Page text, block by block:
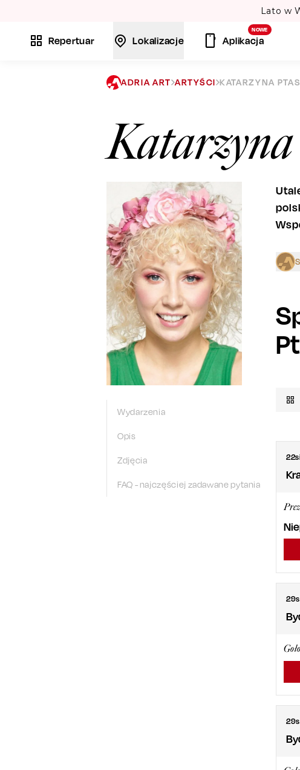
Lato w
Repertuar Lokalizacje
NOWE
Aplikacja
ADRIA ART ARTYŚCI KATARZYNA
Wydarzenia
Opis
Zdjęcia
FAQ - najczęściej zadawane pytania
22
29
29